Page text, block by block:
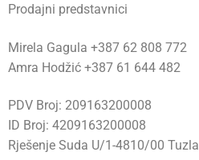
Prodajni predstavnici
Mirela Gagula +387 62 808 772
Amra Hodžić +387 61 644 482
PDV Broj: 209163200008
ID Broj: 4209163200008
Rješenje Suda U/1-4810/00 Tuzla